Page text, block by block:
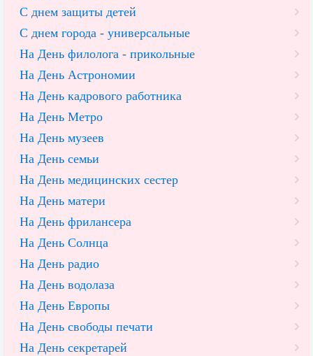
С днем защиты детей
С днем города - универсальные
На День филолога - прикольные
На День Астрономии
На День кадрового работника
На День Метро
На День музеев
На День семьи
На День медицинских сестер
На День матери
На День фрилансера
На День Солнца
На День радио
На День водолаза
На День Европы
На День свободы печати
На День секретарей